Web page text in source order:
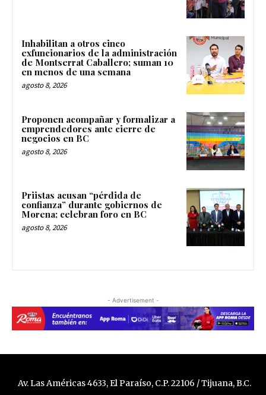
Inhabilitan a otros cinco
exfuncionarios de la administración
de Montserrat Caballero; suman 10
en menos de una semana
agosto 8, 2026
Proponen acompañar y formalizar a
emprendedores ante cierre de
negocios en BC
agosto 8, 2026
Priistas acusan “pérdida de
confianza” durante gobiernos de
Morena; celebran foro en BC
agosto 8, 2026
- Advertisement -
Av. Las Américas 4633, El Paraíso, C.P. 22106 / Tijuana, B.C.